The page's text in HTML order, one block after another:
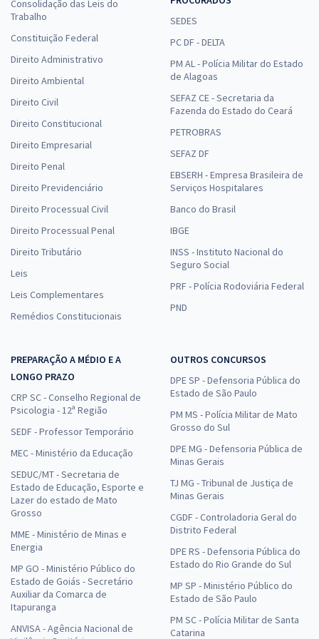
Consolidação das Leis do
Trabalho
Constituição Federal
Direito Administrativo
Direito Ambiental
Direito Civil
Direito Constitucional
Direito Empresarial
Direito Penal
Direito Previdenciário
Direito Processual Civil
Direito Processual Penal
Direito Tributário
Leis
Leis Complementares
Remédios Constitucionais
SEDES
PC DF - DELTA
PM AL - Polícia Militar do Estado
de Alagoas
SEFAZ CE - Secretaria da
Fazenda do Estado do Ceará
PETROBRAS
SEFAZ DF
EBSERH - Empresa Brasileira de
Serviços Hospitalares
Banco do Brasil
IBGE
INSS - Instituto Nacional do
Seguro Social
PRF - Polícia Rodoviária Federal
PND
PREPARAÇÃO A MÉDIO E A
LONGO PRAZO
CRP SC - Conselho Regional de
Psicologia - 12ª Região
SEDF - Professor Temporário
MEC - Ministério da Educação
SEDUC/MT - Secretaria de
Estado de Educação, Esporte e
Lazer do estado de Mato
Grosso
MME - Ministério de Minas e
Energia
MP GO - Ministério Público do
Estado de Goiás - Secretário
Auxiliar da Comarca de
Itapuranga
ANVISA - Agência Nacional de
OUTROS CONCURSOS
DPE SP - Defensoria Pública do
Estado de São Paulo
PM MS - Polícia Militar de Mato
Grosso do Sul
DPE MG - Defensoria Pública de
Minas Gerais
TJ MG - Tribunal de Justiça de
Minas Gerais
CGDF - Controladoria Geral do
Distrito Federal
DPE RS - Defensoria Pública do
Estado do Rio Grande do Sul
MP SP - Ministério Público do
Estado de São Paulo
PM SC - Polícia Militar de Santa
Catarina